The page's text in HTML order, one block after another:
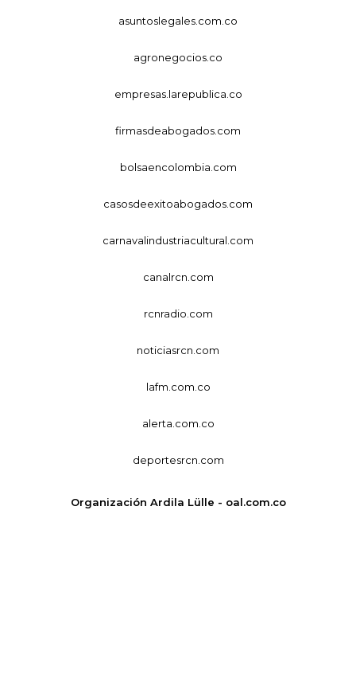
asuntoslegales.com.co
agronegocios.co
empresas.larepublica.co
firmasdeabogados.com
bolsaencolombia.com
casosdeexitoabogados.com
carnavalindustriacultural.com
canalrcn.com
rcnradio.com
noticiasrcn.com
lafm.com.co
alerta.com.co
deportesrcn.com
Organización Ardila Lülle - oal.com.co